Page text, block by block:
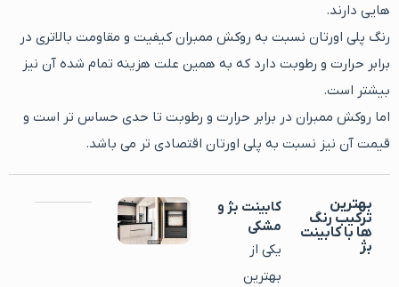
هایی دارند.
رنگ پلی اورتان نسبت به روکش ممبران کیفیت و مقاومت بالاتری در
برابر حرارت و رطوبت دارد که به همین علت هزینه تمام شده آن نیز
بیشتر است.
اما روکش ممبران در برابر حرارت و رطوبت تا حدی حساس تر است و
قیمت آن نیز نسبت به پلی اورتان اقتصادی تر می باشد.
بهترین
ترکیب رنگ
ها با کابینت
بژ
کابینت بژ و
مشکی
یکی از
بهترین